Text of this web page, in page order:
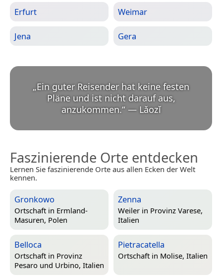
Erfurt Weimar
Jena Gera
„Ein guter Reisender hat keine festen
Pläne und ist nicht darauf aus,
anzukommen.“ — Lǎozǐ
Faszinierende Orte entdecken
Lernen Sie faszinierende Orte aus allen Ecken der Welt
kennen.
Gronkowo
Ortschaft in Ermland-
Masuren, Polen
Zenna
Weiler in Provinz Varese,
Italien
Belloca
Ortschaft in Provinz
Pesaro und Urbino, Italien
Pietracatella
Ortschaft in Molise, Italien